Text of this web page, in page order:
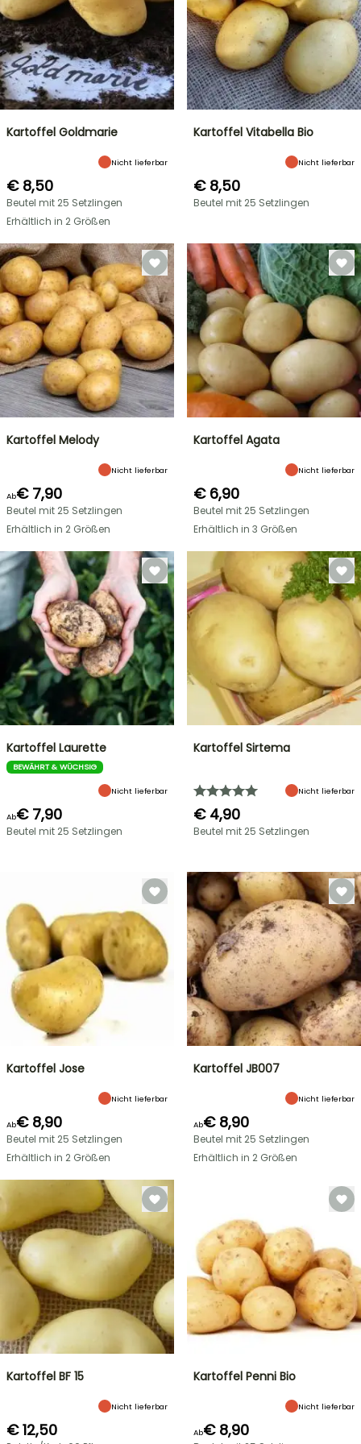
Kartoffel Goldmarie
Nicht lieferbar
€ 8,50
Beutel mit 25 Setzlingen
Erhältlich in 2 Größen
Kartoffel Vitabella Bio
Nicht lieferbar
€ 8,50
Beutel mit 25 Setzlingen
Kartoffel Melody
Nicht lieferbar
Ab€ 7,90
Beutel mit 25 Setzlingen
Erhältlich in 2 Größen
Kartoffel Agata
Nicht lieferbar
€ 6,90
Beutel mit 25 Setzlingen
Erhältlich in 3 Größen
Kartoffel Laurette
BEWÄHRT & WÜCHSIG
Nicht lieferbar
Ab€ 7,90
Beutel mit 25 Setzlingen
Kartoffel Sirtema
Nicht lieferbar
€ 4,90
Beutel mit 25 Setzlingen
Kartoffel Jose
Nicht lieferbar
Ab€ 8,90
Beutel mit 25 Setzlingen
Erhältlich in 2 Größen
Kartoffel JB007
Nicht lieferbar
Ab€ 8,90
Beutel mit 25 Setzlingen
Erhältlich in 2 Größen
Kartoffel BF 15
Nicht lieferbar
€ 12,50
Kartoffel Penni Bio
Nicht lieferbar
Ab€ 8,90